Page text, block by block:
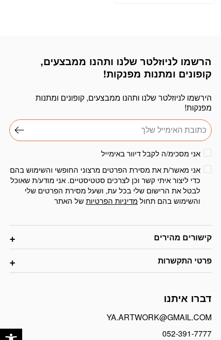
קישורים מהירים
פרטי התקשרות
דברו איתנו
YA.ARTWORK@GMAIL.COM
052-391-7777
הרשמו לניוזלטר שלנו ותהנו ממבצעים,
קופונים ומתנות מפנקות!
הירשמו לניוזלטר שלנו ותהנו ממבצעים, קופונים ומתנות
מפנקות!
דוא׳׳ל
אני מסכימ/ה לקבל דיוור באימייל
אני מאשר/ת את מסירת הפרטים מרצוני החופשי והשימוש בהם
כדי ליצור איתי קשר וכן לצרכים סטטיסטיים. אני מודע/ת שאוכל
לבטל את הרישום שלי בכל עת, ושעל מסירת הפרטים שלי
והשימוש בהם תחולמדיניות הפרטיותשל האתר